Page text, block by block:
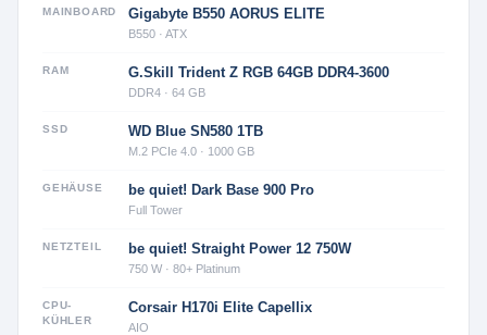
MAINBOARD Gigabyte B550 AORUS ELITE
B550 · ATX
RAM G.Skill Trident Z RGB 64GB DDR4-3600
DDR4 · 64 GB
SSD WD Blue SN580 1TB
M.2 PCIe 4.0 · 1000 GB
GEHÄUSE be quiet! Dark Base 900 Pro
Full Tower
NETZTEIL be quiet! Straight Power 12 750W
750 W · 80+ Platinum
CPU-
KÜHLER
Corsair H170i Elite Capellix
AIO